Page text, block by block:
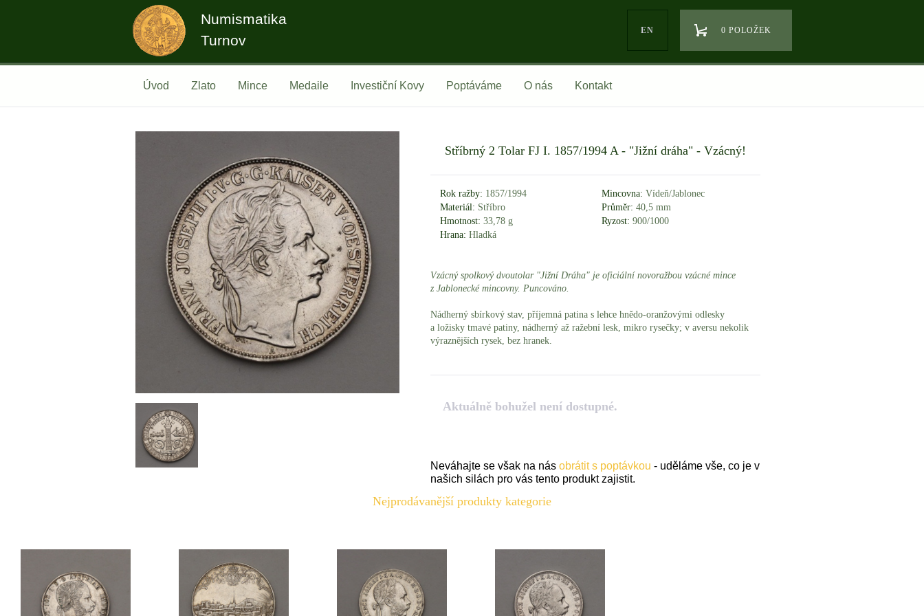
Numismatika
Turnov
EN 0 POLOŽEK
Úvod Zlato Mince Medaile Investiční Kovy Poptáváme O nás Kontakt
Stříbrný 2 Tolar FJ I. 1857/1994 A - "Jižní dráha" - Vzácný!
Rok ražby: 1857/1994 Mincovna: Vídeň/Jablonec
Materiál: Stříbro Průměr: 40,5 mm
Hmotnost: 33,78 g Ryzost: 900/1000
Hrana: Hladká
Vzácný spolkový dvoutolar "Jižní Dráha" je oficiální novoražbou vzácné mince
z Jablonecké mincovny. Puncováno.
Nádherný sbírkový stav, příjemná patina s lehce hnědo-oranžovými odlesky
a ložisky tmavé patiny, nádherný až ražební lesk, mikro rysečky; v aversu nekolik
výraznějších rysek, bez hranek.
Aktuálně bohužel není dostupné.
Neváhajte se však na nás obrátit s poptávkou - uděláme vše, co je v
našich silách pro vás tento produkt zajistit.
Nejprodávanější produkty kategorie